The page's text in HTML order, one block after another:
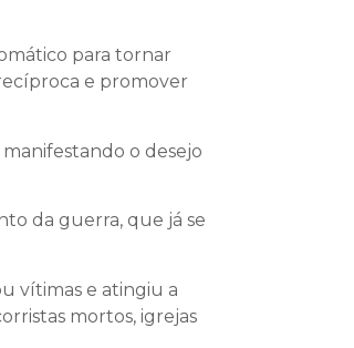
para tornar
e promover
o desejo
da guerra, que já se
vítimas e atingiu a
mortos, igrejas